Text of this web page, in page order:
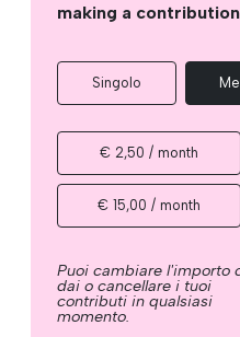
making a
Singolo
€ 2,50 / month
€ 15,00 / month
Puoi cambiare l'importo
dai o cancellare i tuoi
contributi in qualsiasi
momento.